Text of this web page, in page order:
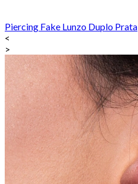
Piercing Fake Lunzo Duplo Prata
<
>